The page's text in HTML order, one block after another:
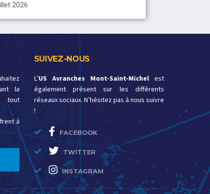
2026
la
tout
à
SUIVEZ-NOUS
L’US Avranches Mont-Saint-Michelest
également présent sur les différents
réseaux sociaux. N’hésitez pas à nous suivre
!
FACEBOOK
TWITTER
INSTAGRAM